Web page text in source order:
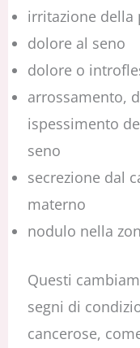
irritazione della
dolore al seno
dolore o
arrossamento,
ispessimento
seno
secrezione dal
materno
nodulo nella
Questi
segni di
cancerose,